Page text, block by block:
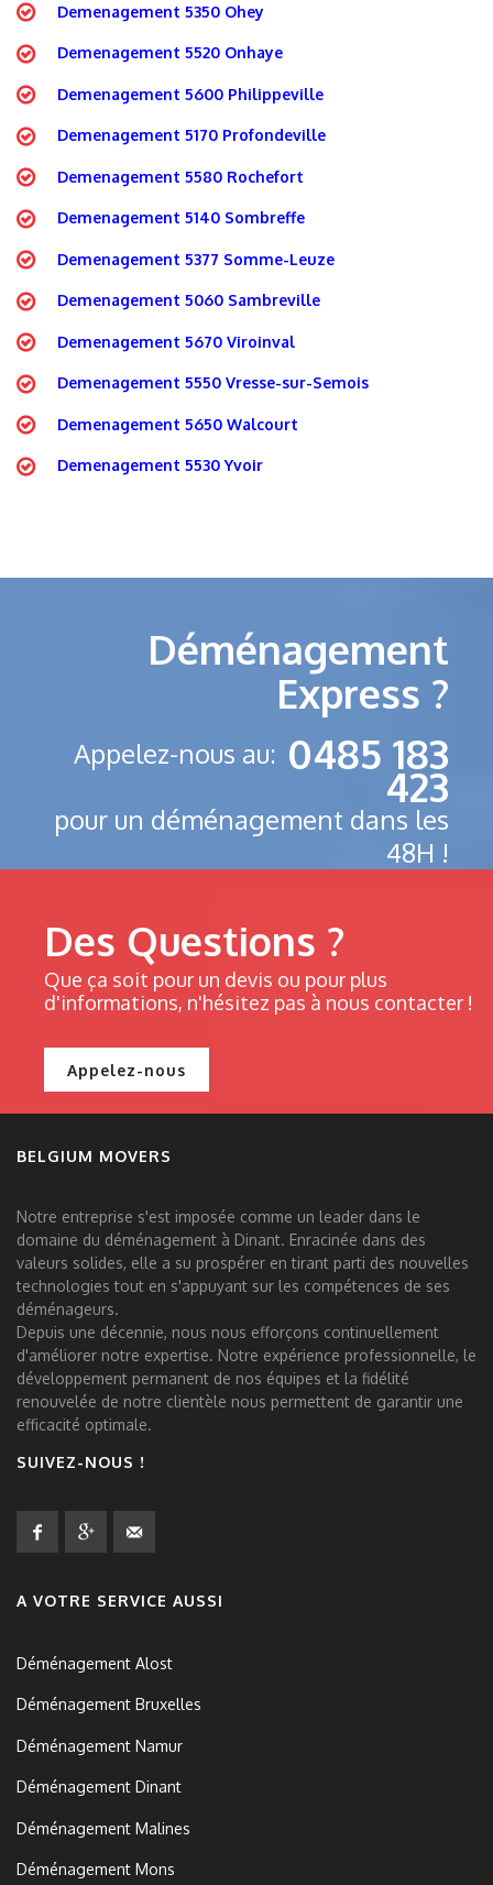
Demenagement 5350 Ohey
Demenagement 5520 Onhaye
Demenagement 5600 Philippeville
Demenagement 5170 Profondeville
Demenagement 5580 Rochefort
Demenagement 5140 Sombreffe
Demenagement 5377 Somme-Leuze
Demenagement 5060 Sambreville
Demenagement 5670 Viroinval
Demenagement 5550 Vresse-sur-Semois
Demenagement 5650 Walcourt
Demenagement 5530 Yvoir
Déménagement
Express ?
Appelez-nous au: 0485 183
423
pour un déménagement dans les
48H !
Des Questions ?
Que ça soit pour un devis ou pour plus
d'informations, n'hésitez pas à nous contacter !
Appelez-nous
BELGIUM MOVERS
Notre entreprise s'est imposée comme un leader dans le
domaine du déménagement à Dinant. Enracinée dans des
valeurs solides, elle a su prospérer en tirant parti des nouvelles
technologies tout en s'appuyant sur les compétences de ses
déménageurs.
Depuis une décennie, nous nous efforçons continuellement
d'améliorer notre expertise. Notre expérience professionnelle, le
développement permanent de nos équipes et la fidélité
renouvelée de notre clientèle nous permettent de garantir une
efficacité optimale.
SUIVEZ-NOUS !
A VOTRE SERVICE AUSSI
Déménagement Alost
Déménagement Bruxelles
Déménagement Namur
Déménagement Dinant
Déménagement Malines
Déménagement Mons